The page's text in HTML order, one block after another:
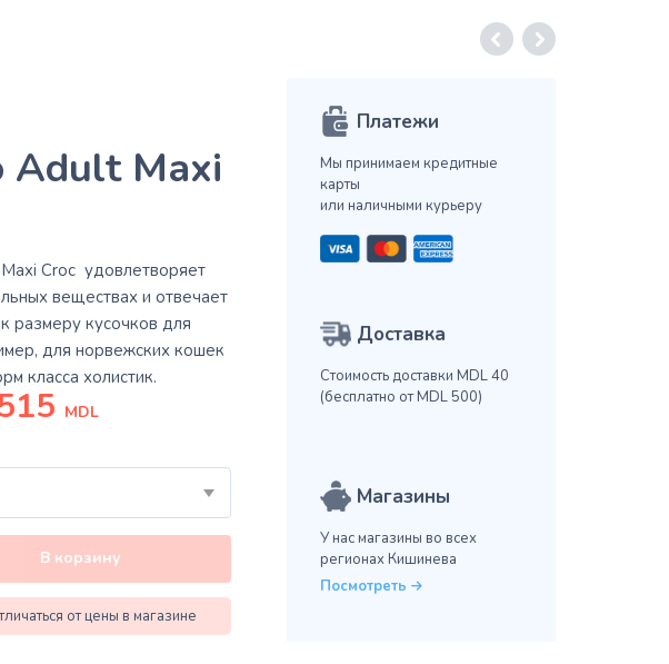
Adult Maxi
Croc удовлетворяет
веществах и отвечает
размеру кусочков для
для норвежских кошек
класса холистик.
MDL
В корзину
от цены в магазине
Платежи
Мы принимаем кредитные
карты
или наличными курьеру
Доставка
Стоимость доставки MDL 40
(бесплатно от MDL 500)
Магазины
У нас магазины во всех
регионах Кишинева
Посмотреть